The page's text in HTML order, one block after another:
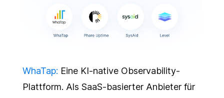
WhaTap: Eine KI-native Observability-
Plattform. Als SaaS-basierter Anbieter für